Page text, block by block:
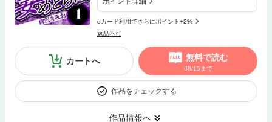
dカード利用でさらにポイント+2%
返品不可
カートへ 無料で読む
08/15まで
作品をチェックする
作品情報へ